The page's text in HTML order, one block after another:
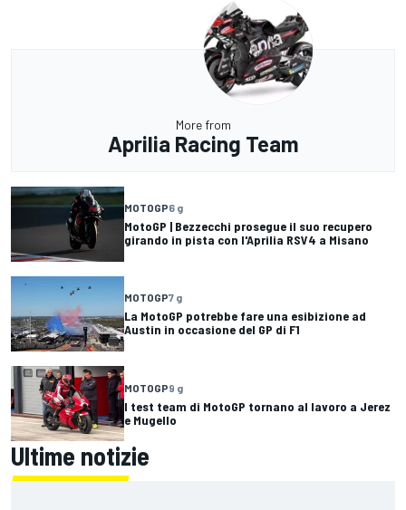
More from
Aprilia Racing Team
MOTOGP6 g
MotoGP | Bezzecchi prosegue il suo recupero
girando in pista con l'Aprilia RSV4 a Misano
MOTOGP7 g
La MotoGP potrebbe fare una esibizione ad
Austin in occasione del GP di F1
MOTOGP9 g
I test team di MotoGP tornano al lavoro a Jerez
e Mugello
Ultime notizie